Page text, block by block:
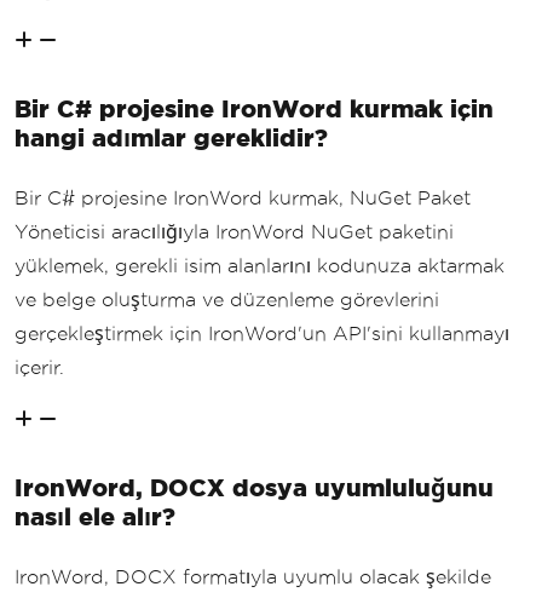
Bir C# projesine IronWord kurmak için
hangi adımlar gereklidir?
Bir C# projesine IronWord kurmak, NuGet Paket
Yöneticisi aracılığıyla IronWord NuGet paketini
yüklemek, gerekli isim alanlarını kodunuza aktarmak
ve belge oluşturma ve düzenleme görevlerini
gerçekleştirmek için IronWord'un API'sini kullanmayı
içerir.
IronWord, DOCX dosya uyumluluğunu
nasıl ele alır?
IronWord, DOCX formatıyla uyumlu olacak şekilde